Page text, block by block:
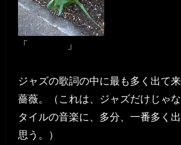
「 」
ジャズの歌詞の中に最も多く出て
薔薇。（これは、ジャズだけじゃ
タイルの音楽に、多分、一番多く
思う。）